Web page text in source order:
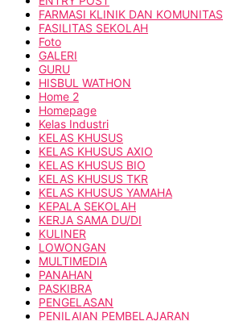
FARMASI KLINIK DAN KOMUNITAS
FASILITAS SEKOLAH
Foto
GALERI
GURU
HISBUL WATHON
Home 2
Homepage
Kelas Industri
KELAS KHUSUS
KELAS KHUSUS AXIO
KELAS KHUSUS BIO
KELAS KHUSUS TKR
KELAS KHUSUS YAMAHA
KEPALA SEKOLAH
KERJA SAMA DU/DI
KULINER
LOWONGAN
MULTIMEDIA
PANAHAN
PASKIBRA
PENGELASAN
PENILAIAN PEMBELAJARAN